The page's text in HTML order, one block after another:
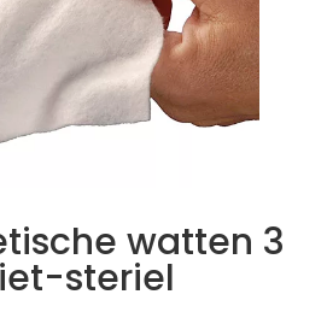
watten 3
steriel